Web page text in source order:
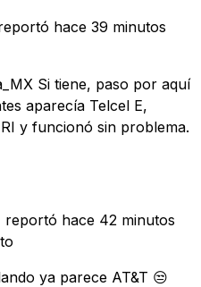
hace 39 minutos
Si tiene, paso por aquí
aparecía Telcel E,
y funcionó sin problema.
reportó hace 42 minutos
ya parece AT&T 😒